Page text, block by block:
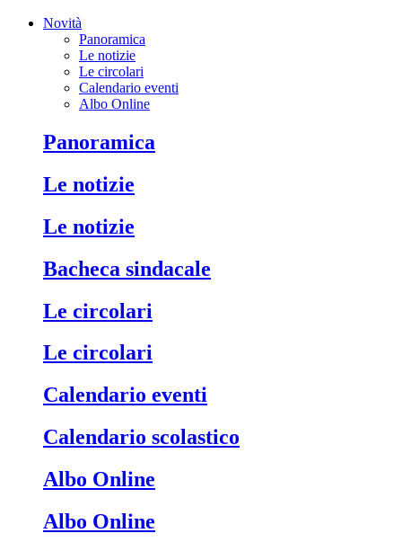
Novità
Panoramica
Le notizie
Le circolari
Calendario eventi
Albo Online
Panoramica
Le notizie
Le notizie
Bacheca sindacale
Le circolari
Le circolari
Calendario eventi
Calendario scolastico
Albo Online
Albo Online